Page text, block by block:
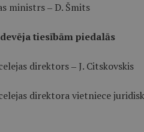
ministrs ‒ D. Šmits
tiesībām piedalās
direktors ‒ J. Citskovskis
direktora vietniece